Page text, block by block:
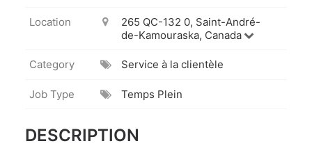
Location
265 QC-132 0, Saint-André-
de-Kamouraska, Canada
Category Service à la clientèle
Job Type Temps Plein
DESCRIPTION